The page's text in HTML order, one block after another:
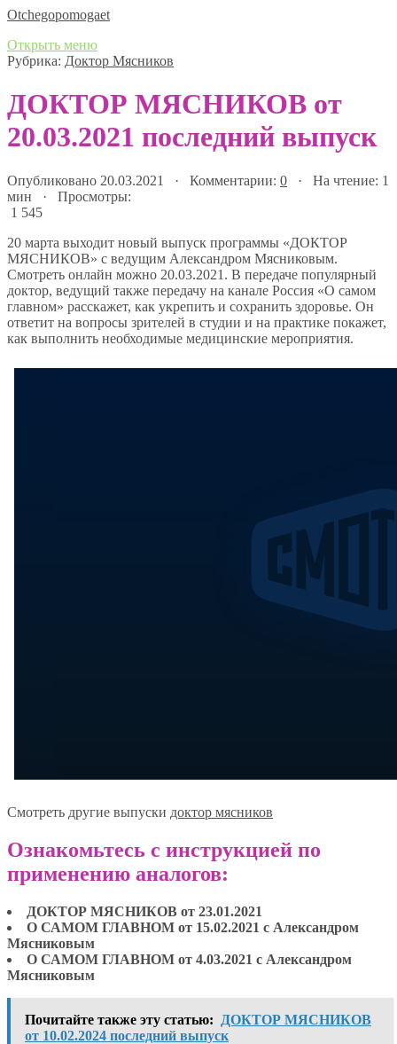
Оtchegopomogaet
Открыть меню
Рубрика: Доктор Мясников
ДОКТОР МЯСНИКОВ от
20.03.2021 последний выпуск
Опубликовано 20.03.2021 · Комментарии: 0 · На чтение: 1
мин · Просмотры:
1 545
20 марта выходит новый выпуск программы «ДОКТОР
МЯСНИКОВ» с ведущим Александром Мясниковым.
Смотреть онлайн можно 20.03.2021. В передаче популярный
доктор, ведущий также передачу на канале Россия «О самом
главном» расскажет, как укрепить и сохранить здоровье. Он
ответит на вопросы зрителей в студии и на практике покажет,
как выполнить необходимые медицинские мероприятия.
Смотреть другие выпуски доктор мясников
Ознакомьтесь с инструкцией по
применению аналогов:
ДОКТОР МЯСНИКОВ от 23.01.2021
О САМОМ ГЛАВНОМ от 15.02.2021 с Александром
Мясниковым
О САМОМ ГЛАВНОМ от 4.03.2021 с Александром
Мясниковым
Почитайте также эту статью:
ДОКТОР МЯСНИКОВ
от 10.02.2024 последний выпуск